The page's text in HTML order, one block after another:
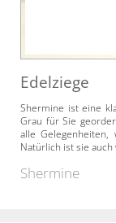
Edelziege
Shermine ist eine
Grau für Sie
alle
Natürlich ist sie
Shermine